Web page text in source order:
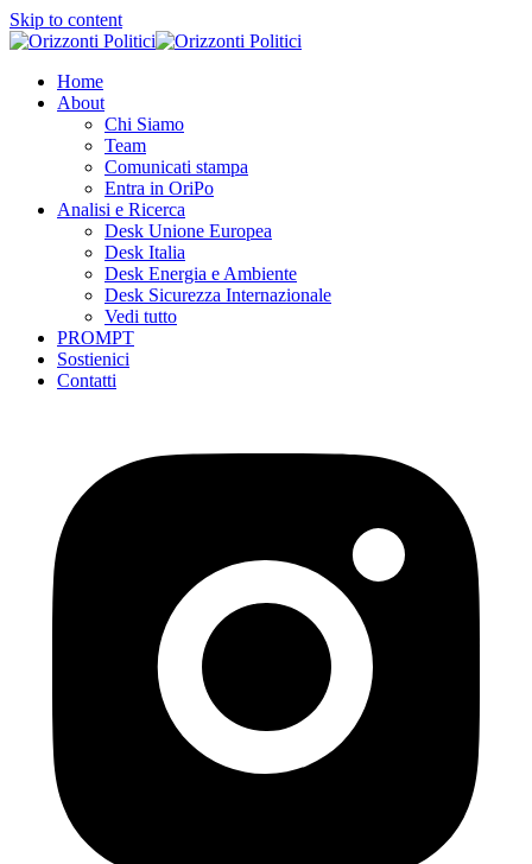
Skip to content
Home
About
Chi Siamo
Team
Comunicati stampa
Entra in OriPo
Analisi e Ricerca
Desk Unione Europea
Desk Italia
Desk Energia e Ambiente
Desk Sicurezza Internazionale
Vedi tutto
PROMPT
Sostienici
Contatti